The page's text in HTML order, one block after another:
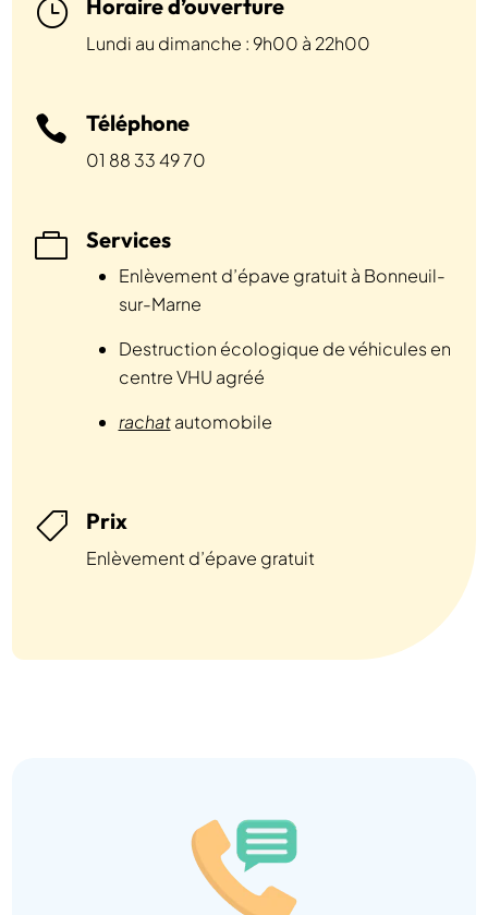
} Horaire d’ouverture
Lundi au dimanche : 9h00 à 22h00
 Téléphone
01 88 33 49 70
 Services
Enlèvement d’épave gratuit à Bonneuil-
sur-Marne
Destruction écologique de véhicules en
centre VHU agréé
rachatautomobile
 Prix
Enlèvement d’épave gratuit